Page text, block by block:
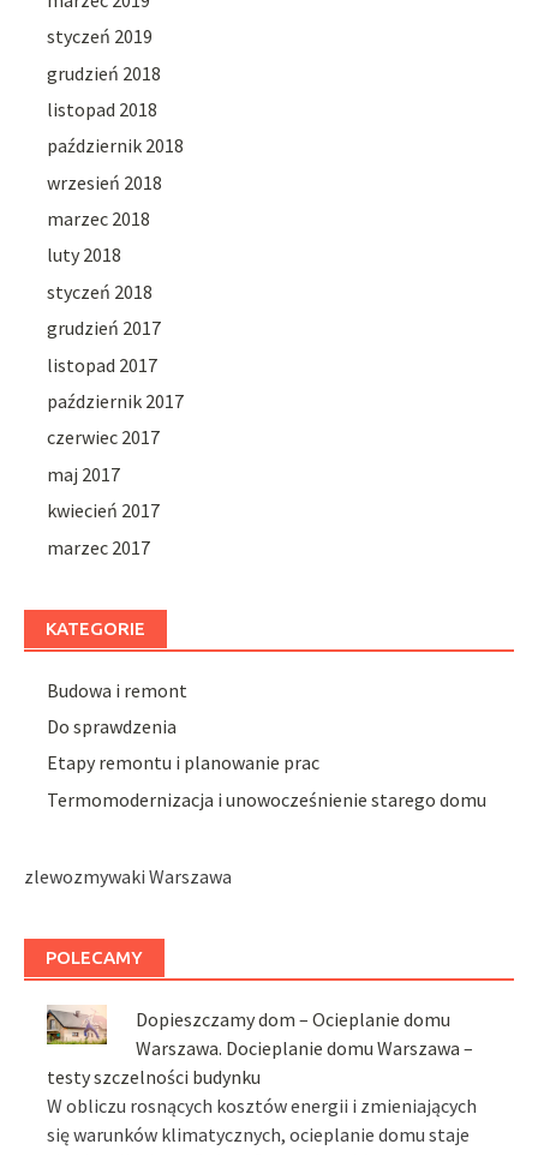
styczeń 2019
grudzień 2018
listopad 2018
październik 2018
wrzesień 2018
marzec 2018
luty 2018
styczeń 2018
grudzień 2017
listopad 2017
październik 2017
czerwiec 2017
maj 2017
kwiecień 2017
marzec 2017
KATEGORIE
Budowa i remont
Do sprawdzenia
Etapy remontu i planowanie prac
Termomodernizacja i unowocześnienie starego domu
zlewozmywaki Warszawa
POLECAMY
Dopieszczamy dom – Ocieplanie domu
Warszawa. Docieplanie domu Warszawa –
testy szczelności budynku
W obliczu rosnących kosztów energii i zmieniających
się warunków klimatycznych, ocieplanie domu staje